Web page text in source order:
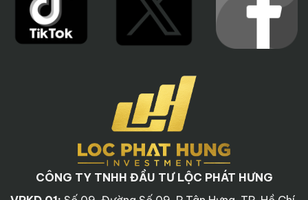
CÔNG TY TNHH ĐẦU TƯ LỘC PHÁT HƯNG